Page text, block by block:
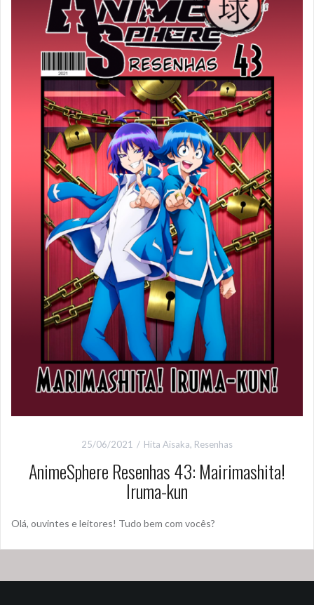
25/06/2021 Hita Aisaka, Resenhas
AnimeSphere Resenhas 43: Mairimashita!
Iruma-kun
Olá, ouvintes e leitores! Tudo bem com vocês?